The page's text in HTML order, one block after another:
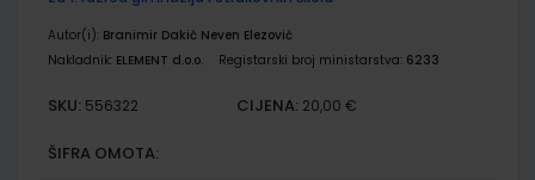
Autor(i): Branimir Dakić Neven Elezović
Nakladnik: ELEMENT d.o.o. Registarski broj ministarstva: 6233
SKU: 556322 CIJENA: 20,00 €
ŠIFRA OMOTA: